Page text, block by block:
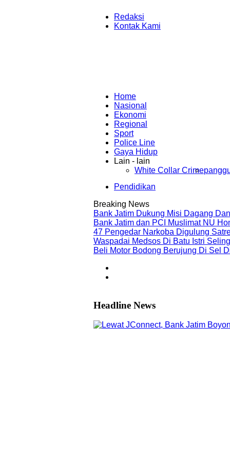
Redaksi
Kontak Kami
Home
Nasional
Ekonomi
Regional
Sport
Police Line
Gaya Hidup
Lain - lain
White Collar Crime
Pendidikan
Breaking News
Bank Jatim Dukung Misi Dagang
Bank Jatim dan PCI Muslimat NU
47 Pengedar Narkoba Digulung
Waspadai Medsos Di Batu Istri
Beli Motor Bodong Berujung Di Sel
Headline News